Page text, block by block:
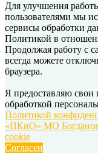
Для улучшения
пользователями мы
сервисы обработки
Политикой в
Продолжая работу с
всегда можете
браузера.
Я предоставляю свои
обработкой
Политикой
«ПКиО» МО
cookie
Согласен